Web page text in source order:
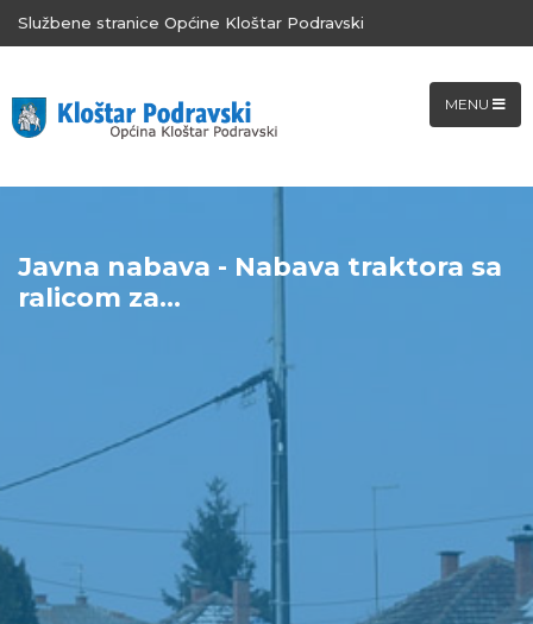
Službene stranice Općine Kloštar Podravski
MENU
Javna nabava - Nabava traktora sa
ralicom za...